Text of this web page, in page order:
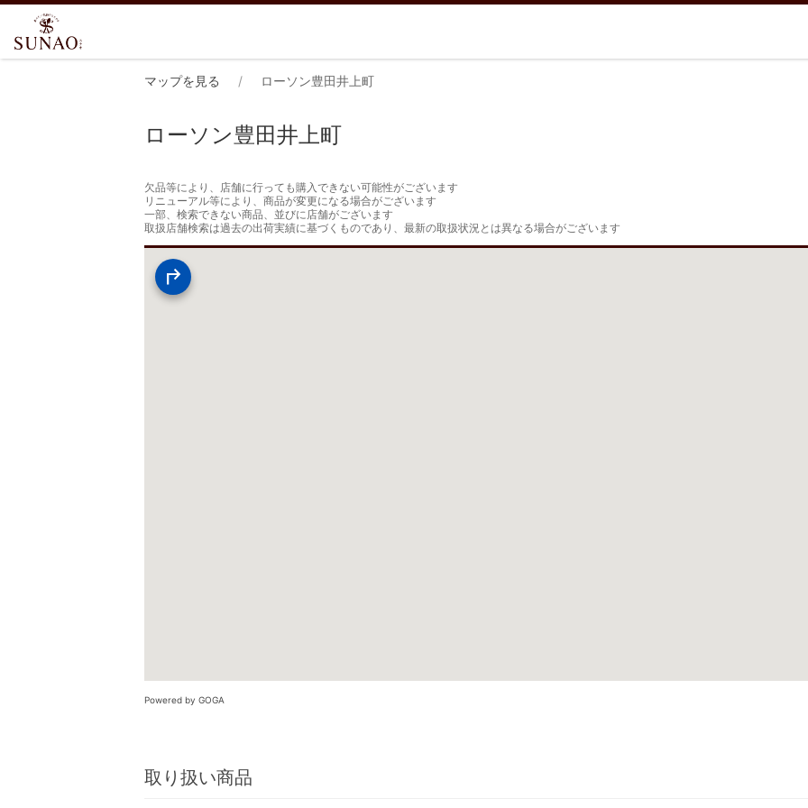
マップを見る ローソン豊田井上町
ローソン豊田井上町
欠品等により、店舗に行っても購入できない可能性がございます
リニューアル等により、商品が変更になる場合がございます
一部、検索できない商品、並びに店舗がございます
取扱店舗検索は過去の出荷実績に基づくものであり、最新の取扱状況とは異なる場合がございます
Powered by GOGA
取り扱い商品